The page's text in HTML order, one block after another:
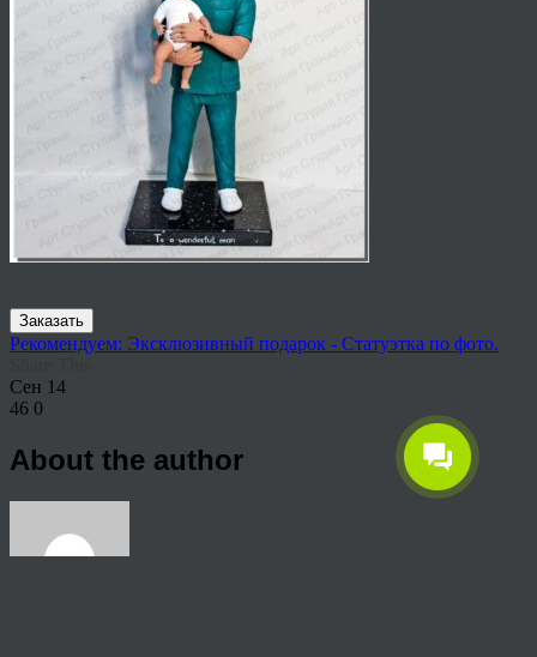
Заказать
Рекомендуем: Эксклюзивный подарок - Статуэтка по фото.
Сен 14
46 0
About the author